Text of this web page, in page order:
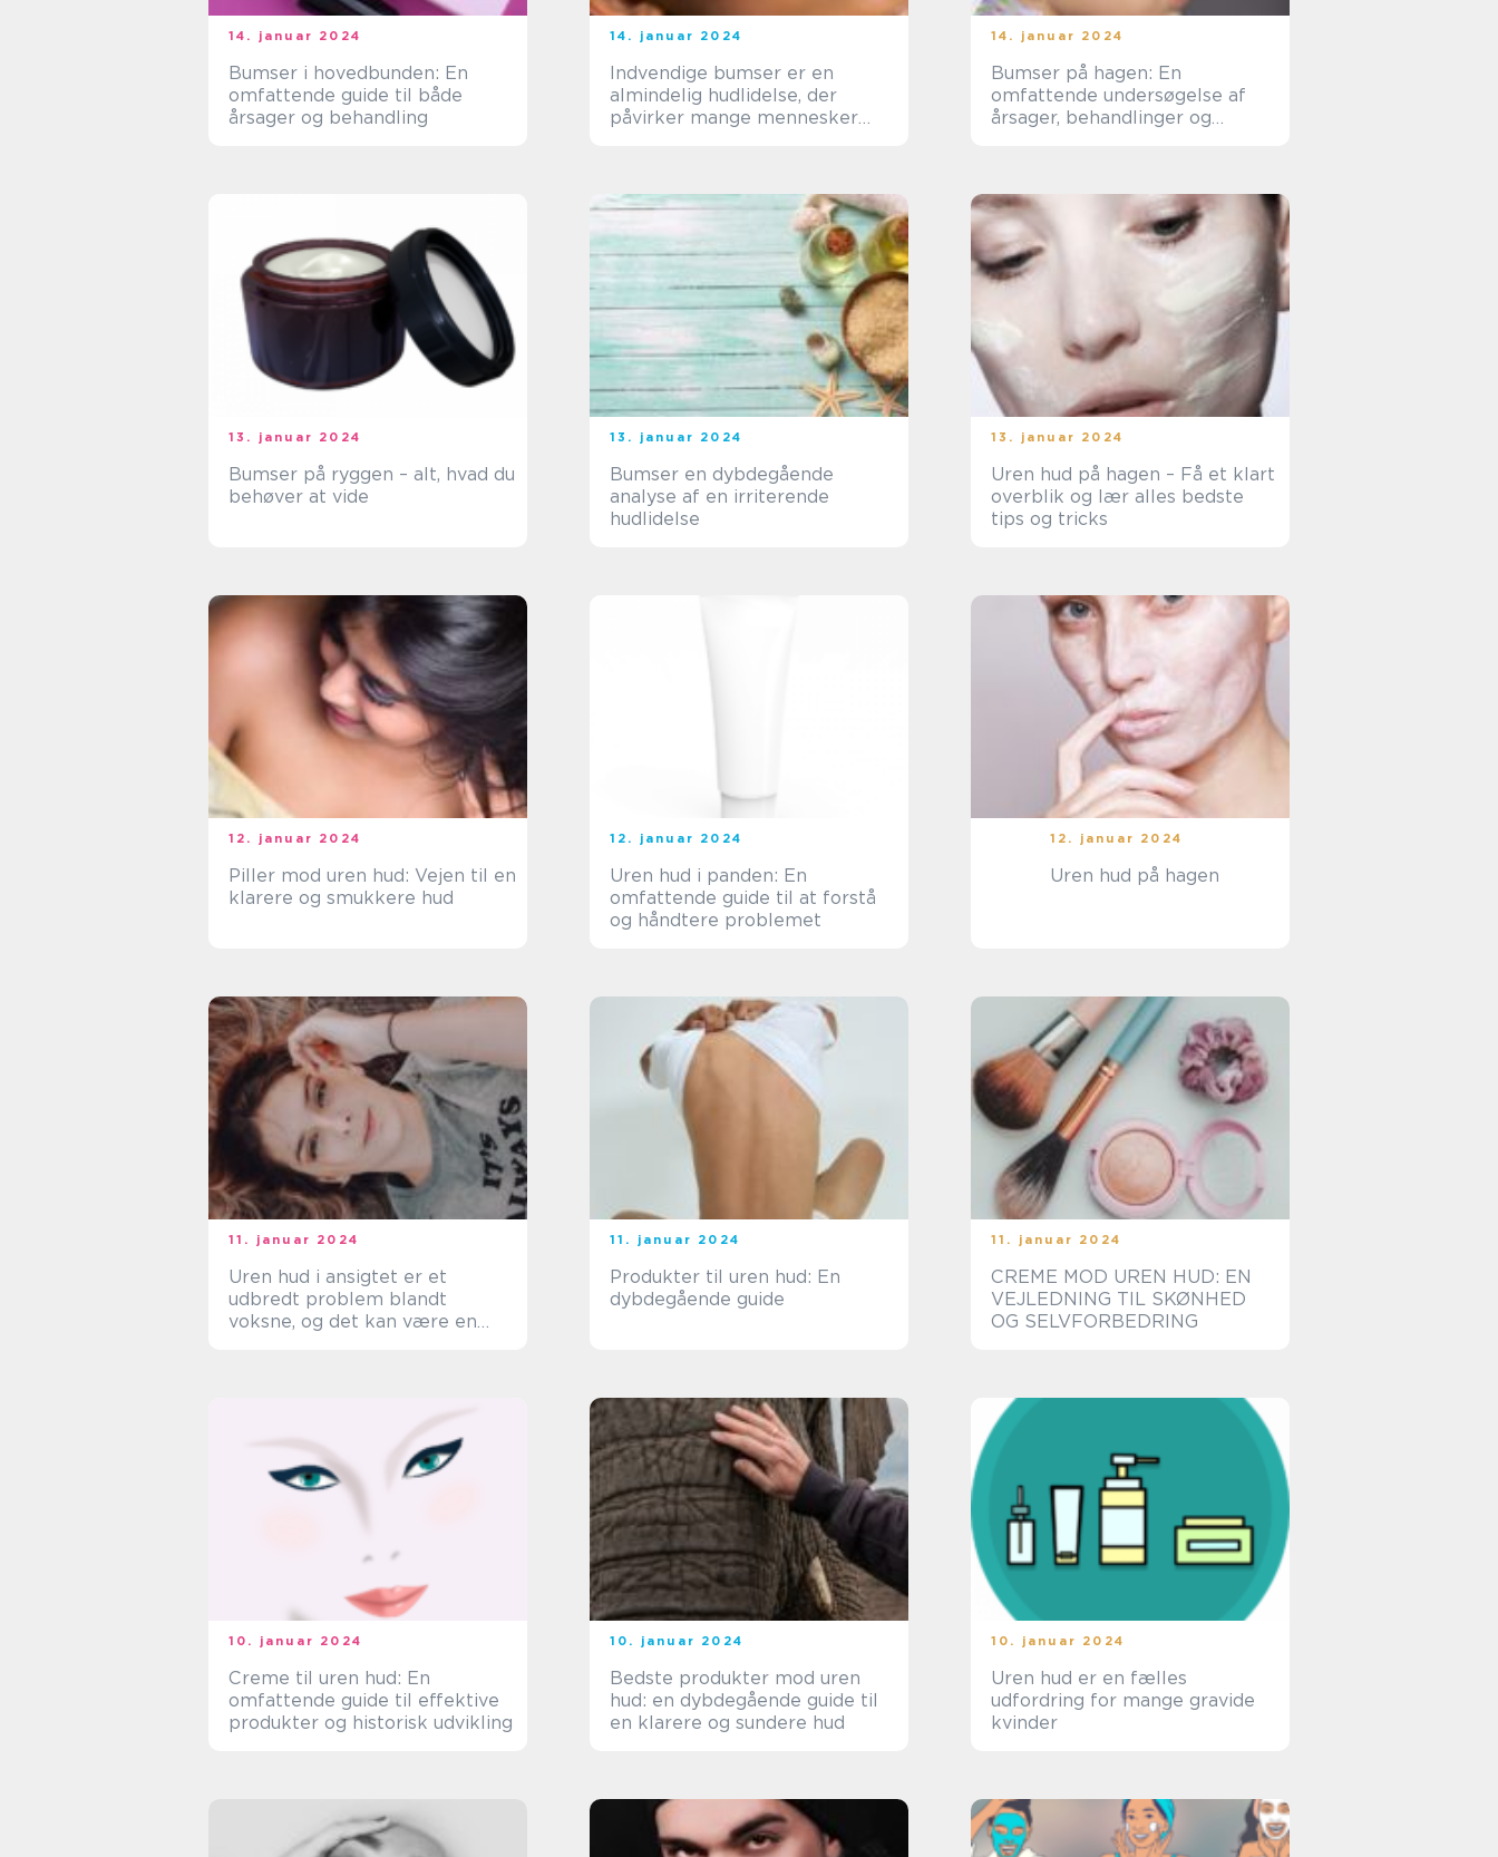
14. januar 2024
Bumser i hovedbunden: En
omfattende guide til både
årsager og behandling
14. januar 2024
Indvendige bumser er en
almindelig hudlidelse, der
påvirker mange mennesker
14. januar 2024
Bumser på hagen: En
omfattende undersøgelse af
årsager, behandlinger og
13. januar 2024
Bumser på ryggen – alt, hvad du
behøver at vide
13. januar 2024
Bumser en dybdegående
analyse af en irriterende
hudlidelse
13. januar 2024
Uren hud på hagen – Få et klart
overblik og lær alles bedste
tips og tricks
12. januar 2024
Piller mod uren hud: Vejen til en
klarere og smukkere hud
12. januar 2024
Uren hud i panden: En
omfattende guide til at forstå
og håndtere problemet
12. januar 2024
Uren hud på hagen
11. januar 2024
Uren hud i ansigtet er et
udbredt problem blandt
voksne, og det kan være en
11. januar 2024
Produkter til uren hud: En
dybdegående guide
11. januar 2024
CREME MOD UREN HUD: EN
VEJLEDNING TIL SKØNHED
OG SELVFORBEDRING
10. januar 2024
Creme til uren hud: En
omfattende guide til effektive
produkter og historisk udvikling
10. januar 2024
Bedste produkter mod uren
hud: en dybdegående guide til
en klarere og sundere hud
10. januar 2024
Uren hud er en fælles
udfordring for mange gravide
kvinder